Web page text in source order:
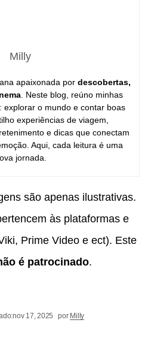
Milly
apaixonada por descobertas,
. Neste blog, reúno minhas
explorar o mundo e contar boas
experiências de viagem,
e dicas que conectam
Aqui, cada leitura é uma
jornada.
são apenas ilustrativas.
às plataformas e
Prime Video e ect). Este
é patrocinado.
nov 17, 2025 por Milly